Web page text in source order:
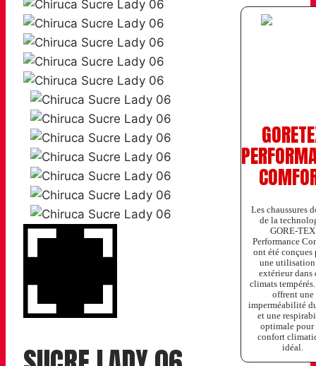
Les chaussures
de la
GORE-TEX
Performance
ont été conçues
une utilisation
extérieur dans
climats
offrent une
imperméabilité
et une
optimale pour
confort
idéal.